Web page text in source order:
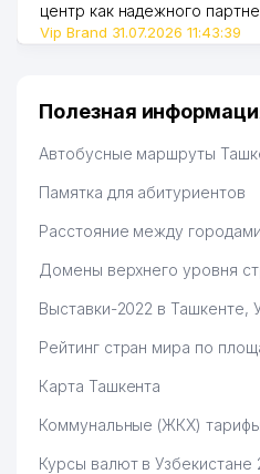
центр как надежного
Vip Brand 31.07.2026 11:43:39
Полезная
Автобусные маршруты
Памятка для абитуриентов
Расстояние между
Домены верхнего уровня
Выставки-2022 в Ташкенте,
Рейтинг стран мира по
Карта Ташкента
Коммунальные (ЖКХ)
Курсы валют в Узбекистане